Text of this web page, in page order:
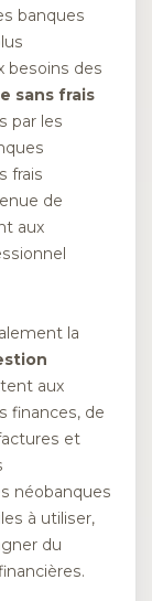
banques
besoins des
sans frais
par les
frais
de
aux
la
aux
finances, de
et
néobanques
à utiliser,
du